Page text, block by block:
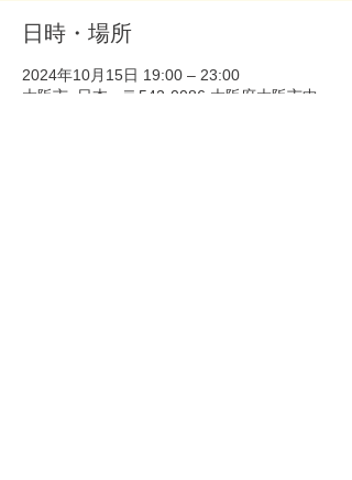
日時・場所
2024年10月15日 19:00 – 23:00
大阪市, 日本、〒542-0086 大阪府大阪市中